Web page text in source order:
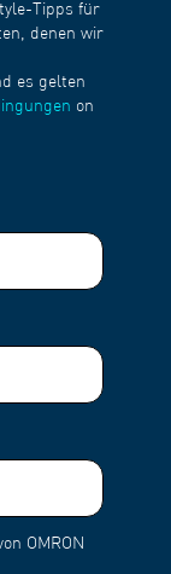
Tipps für
denen wir
es gelten
on
OMRON